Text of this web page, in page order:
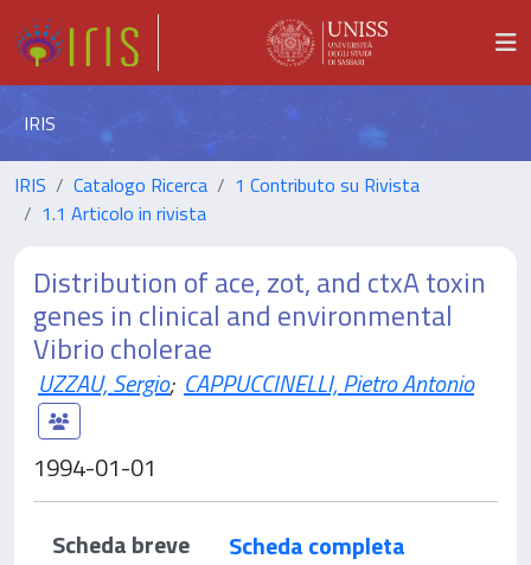
IRIS
IRIS Catalogo Ricerca
1 Contributo su Rivista
1.1 Articolo in rivista
Distribution of ace, zot, and ctxA toxin
genes in clinical and environmental
Vibrio cholerae
UZZAU, Sergio; CAPPUCCINELLI, Pietro Antonio
1994-01-01
Scheda breve
Scheda completa